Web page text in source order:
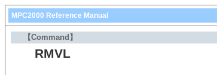
MPC2000 Reference Manual
【Command】
RMVL